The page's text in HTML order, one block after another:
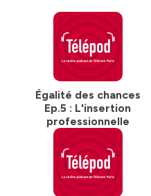
Égalité des chances
Ep.5 : L'insertion
professionnelle